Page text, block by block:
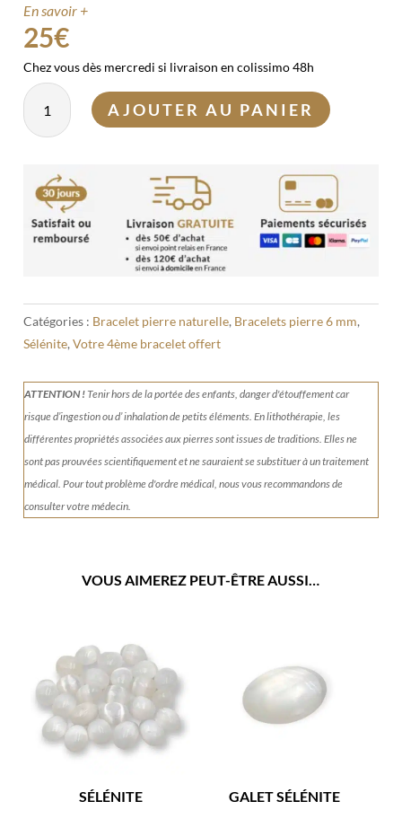
En savoir +
25€
Chez vous dès mercredi si livraison en colissimo 48h
quantité
Bracelet
6mm
AJOUTER AU PANIER
Catégories : Bracelet pierre naturelle, Bracelets pierre 6 mm,
Sélénite,Votre 4ème bracelet offert
ATTENTION !Tenirhors de la portée des enfants, danger d'étouffement car
risque d’ingestion ou d’ inhalation de petits éléments.En lithothérapie, les
différentes propriétés associées aux pierres sont issues de traditions. Elles ne
sont pas prouvées scientifiquement et ne sauraient se substituer à un traitement
médical. Pour tout problème d'ordre médical, nous vous recommandons de
consulter votre médecin.
VOUS AIMEREZ PEUT-ÊTRE AUSSI…
SÉLÉNITE GALET SÉLÉNITE